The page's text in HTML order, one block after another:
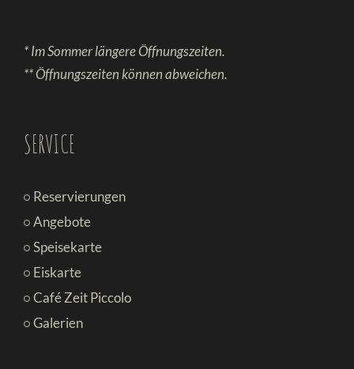
* Im Sommer längere Öffnungszeiten.
** Öffnungszeiten können abweichen.
SERVICE
Reservierungen
Angebote
Speisekarte
Eiskarte
Café Zeit Piccolo
Galerien